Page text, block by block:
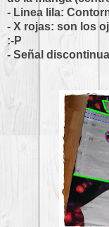
- Linea lila:
- X rojas: son los
:-P
- Señal